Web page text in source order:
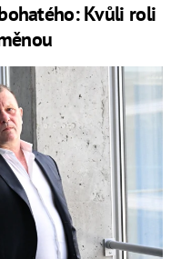
Kvůli roli